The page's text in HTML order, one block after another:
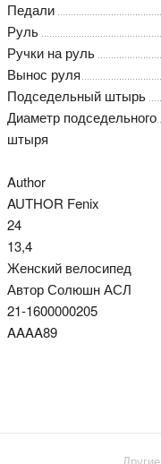
Педали
Руль
Ручки на руль
Вынос руля
Подседельный штырь
Диаметр подседельного
штыря
Author
AUTHOR Fenix
24
13,4
Женский велосипед
Автор Солюшн АСЛ
21-1600000205
AAAA89